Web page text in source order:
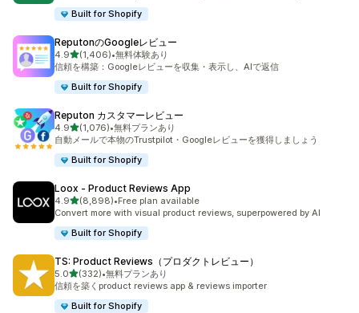
Built for Shopify
ReputonのGoogleレビュー
4.95つ星中
(1,406)
合計レビュー数：1406件
•無料体験あり
信頼を構築：Googleレビューを収集・表示し、AIで返信
Built for Shopify
Reputon カスタマーレビュー
4.95つ星中
(1,076)
合計レビュー数：1076件
•無料プランあり
自動メールで本物のTrustpilot・Googleレビューを獲得しましょう
Built for Shopify
Loox ‑ Product Reviews App
4.95つ星中
(8,898)
合計レビュー数：8898件
•Free plan available
Convert more with visual product reviews, superpowered by AI
Built for Shopify
TS: Product Reviews（プロダクトレビュー）
5.05つ星中
(332)
合計レビュー数：332件
•無料プランあり
信頼を築くproduct reviews app & reviews importer
Built for Shopify